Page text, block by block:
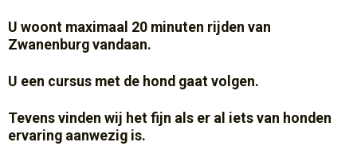
U woont maximaal 20 minuten rijden van
Zwanenburg vandaan.
U een cursus met de hond gaat volgen.
Tevens vinden wij het fijn als er al iets van honden
ervaring aanwezig is.